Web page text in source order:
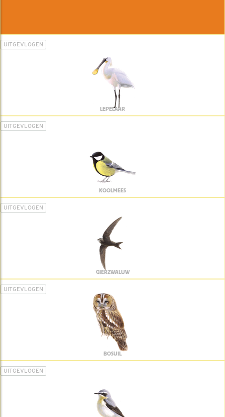
UITGEVLOGEN
LEPELAAR
UITGEVLOGEN
KOOLMEES
UITGEVLOGEN
GIERZWALUW
UITGEVLOGEN
BOSUIL
UITGEVLOGEN